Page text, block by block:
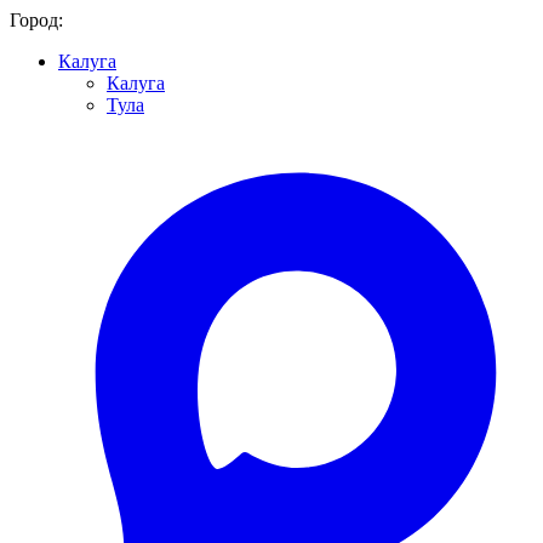
Город:
Калуга
Калуга
Тула